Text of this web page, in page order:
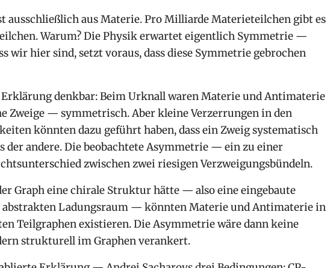
ausschließlich aus Materie. Pro Milliarde Materieteilchen gibt es
Warum? Die Physik erwartet eigentlich Symmetrie —
wir hier sind, setzt voraus, dass diese Symmetrie gebrochen
denkbar: Beim Urknall waren Materie und Antimaterie
Zweige — symmetrisch. Aber kleine Verzerrungen in den
könnten dazu geführt haben, dass ein Zweig systematisch
der andere. Die beobachtete Asymmetrie — ein zu einer
zwischen zwei riesigen Verzweigungsbündeln.
Graph eine chirale Struktur hätte — also eine eingebaute
Ladungsraum — könnten Materie und Antimaterie in
Teilgraphen existieren. Die Asymmetrie wäre dann keine
strukturell im Graphen verankert.